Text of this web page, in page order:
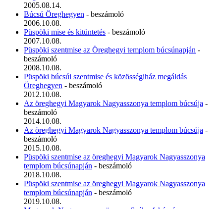
2005.08.14.
Búcsú Öreghegyen - beszámoló
2006.10.08.
Püspöki mise és kitüntetés - beszámoló
2007.10.08.
Püspöki szentmise az Öreghegyi templom búcsúnapján -
beszámoló
2008.10.08.
Püspöki búcsúi szentmise és közösségiház megáldás
Öreghegyen - beszámoló
2012.10.08.
Az öreghegyi Magyarok Nagyasszonya templom búcsúja -
beszámoló
2014.10.08.
Az öreghegyi Magyarok Nagyasszonya templom búcsúja -
beszámoló
2015.10.08.
Püspöki szentmise az öreghegyi Magyarok Nagyasszonya
templom búcsúnapján - beszámoló
2018.10.08.
Püspöki szentmise az öreghegyi Magyarok Nagyasszonya
templom búcsúnapján - beszámoló
2019.10.08.